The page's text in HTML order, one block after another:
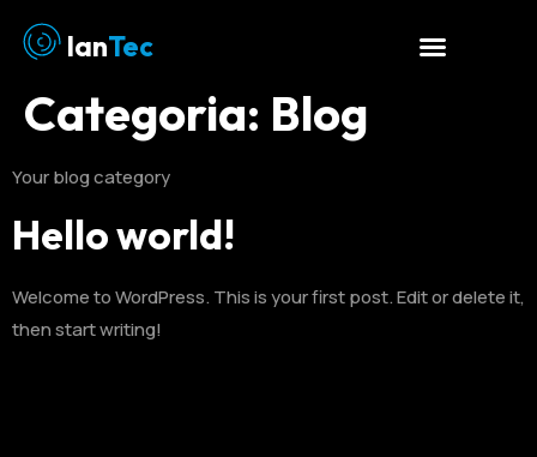
IanTec
Categoria: Blog
Your blog category
Hello world!
Welcome to WordPress. This is your first post. Edit or delete it,
then start writing!